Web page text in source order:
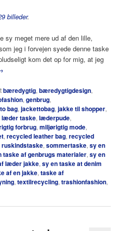
billeder.
sy meget mere ud af den lille,
jeg i forvejen syede denne taske
kom det op for mig, at jeg
bæredygtig,bæredygtigdesign,
,genbrug,
bag,jackettobag,jakke til shopper,
læder taske,læderpude,
forbrug,miljørigtig mode,
,recycled leather bag,recycled
ruskindstaske,sommertaske,sy en
taske af genbrugs materialer,sy en
læder jakke,sy en taske at denim
af en jakke,taske af
,textilrecycling,trashionfashion,